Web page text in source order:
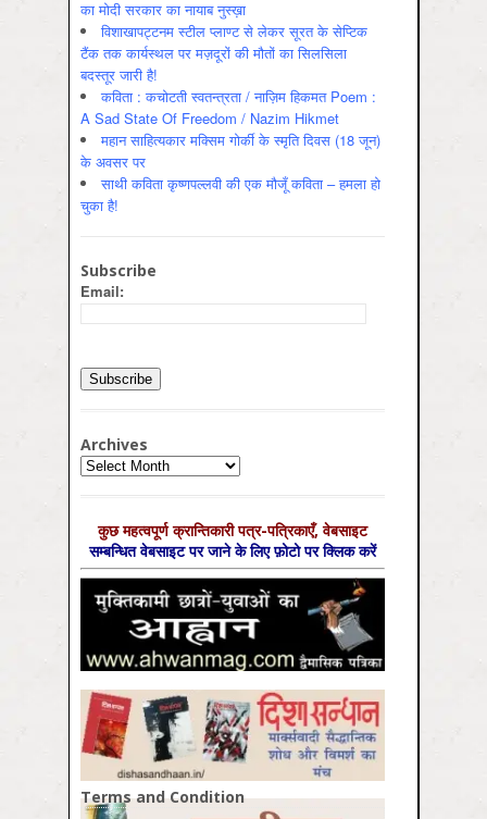
का मोदी सरकार का नायाब नुस्ख़ा
विशाखापट्टनम स्टील प्लाण्ट से लेकर सूरत के सेप्टिक
टैंक तक कार्यस्थल पर मज़दूरों की मौतों का सिलसिला
बदस्तूर जारी है!
कविता : कचोटती स्वतन्त्रता / नाज़िम हिकमत Poem :
A Sad State Of Freedom / Nazim Hikmet
महान साहित्यकार मक्सिम गोर्की के स्मृति दिवस (18 जून)
के अवसर पर
साथी कविता कृष्णपल्लवी की एक मौजूँ कविता – हमला हो
चुका है!
Subscribe
Email:
Archives
Archives
कुछ महत्‍वपूर्ण क्रान्तिकारी पत्र-पत्रिकाएँ, वेबसाइट
सम्‍बन्धित वेबसाइट पर जाने के लिए फ़ोटो पर क्लिक करें
Terms and Condition